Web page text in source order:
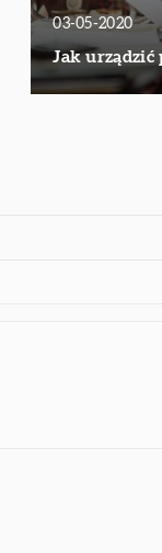
03-05-2020
Jak urządzić